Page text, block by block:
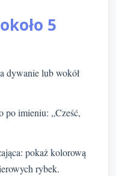
5
dywanie lub wokół
po imieniu: „Cześć,
pokaż kolorową
rybek.